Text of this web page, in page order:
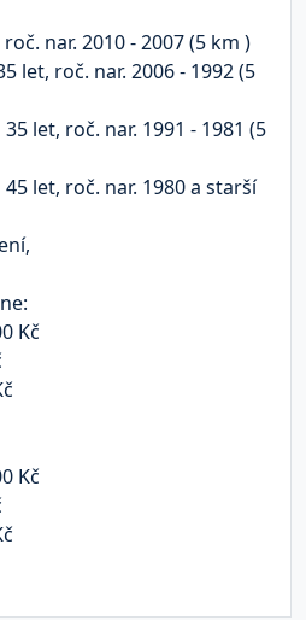
nar. 2010 - 2007 (5 km )
let, roč. nar. 2006 - 1992 (5
let, roč. nar. 1991 - 1981 (5
let, roč. nar. 1980 a starší
,
Kč
Kč